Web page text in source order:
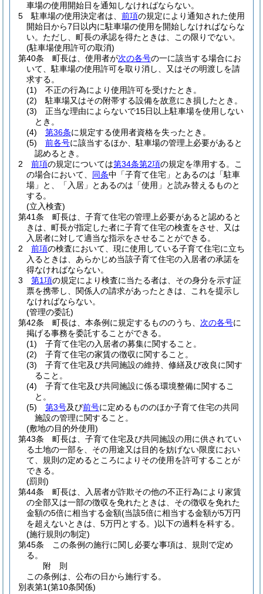
車場の使用開始日を通知しなければならない。
5
駐車場の使用決定者は、 前項の規定により通知された使用
開始日から7日以内に駐車場の使用を開始しなければならな
い。 ただし、町長の承認を得たときは、この限りでない。
(駐車場使用許可の取消)
第40条
町長は、使用者が次の各号の一に該当する場合にお
いて、駐車場の使用許可を取り消し、又はその明渡しを請
求する。
(1)
不正の行為により使用許可を受けたとき。
(2)
駐車場又はその附帯する設備を故意にき損したとき。
(3)
正当な理由によらないで15日以上駐車場を使用しない
とき。
(4)
第36条に規定する使用者資格を失ったとき。
(5)
前各号に該当するほか、駐車場の管理上必要があると
認めるとき。
2
前項の規定については第34条第2項の規定を準用する。
こ
の場合において、 同条中「子育て住宅」とあるのは「駐車
場」と、「入居」とあるのは「使用」と読み替えるものと
する。
(立入検査)
第41条
町長は、子育て住宅の管理上必要があると認めると
きは、町長が指定した者に子育て住宅の検査をさせ、又は
入居者に対して適当な指示をさせることができる。
2
前項の検査において、現に使用している子育て住宅に立ち
入るときは、あらかじめ当該子育て住宅の入居者の承諾を
得なければならない。
3
第1項の規定により検査に当たる者は、その身分を示す証
票を携帯し、関係人の請求があったときは、これを提示し
なければならない。
(管理の委託)
第42条
町長は、本条例に規定するもののうち、 次の各号に
掲げる事務を委託することができる。
(1)
子育て住宅の入居者の募集に関すること。
(2)
子育て住宅の家賃の徴収に関すること。
(3)
子育て住宅及び共同施設の維持、修繕及び改良に関す
ること。
(4)
子育て住宅及び共同施設に係る環境整備に関するこ
と。
(5)
第3号及び前号に定めるもののほか子育て住宅の共同
施設の管理に関すること。
(敷地の目的外使用)
第43条
町長は、子育て住宅及び共同施設の用に供されてい
る土地の一部を、その用途又は目的を妨げない限度におい
て、規則の定めるところによりその使用を許可することが
できる。
(罰則)
第44条
町長は、入居者が詐欺その他の不正行為により家賃
の全部又は一部の徴収を免れたときは、その徴収を免れた
金額の5倍に相当する金額(当該5倍に相当する金額が5万円
を超えないときは、5万円とする。)以下の過料を科する。
(施行規則の制定)
第45条
この条例の施行に関し必要な事項は、規則で定め
る。
附 則
この条例は、公布の日から施行する。
別表第1(第10条関係)